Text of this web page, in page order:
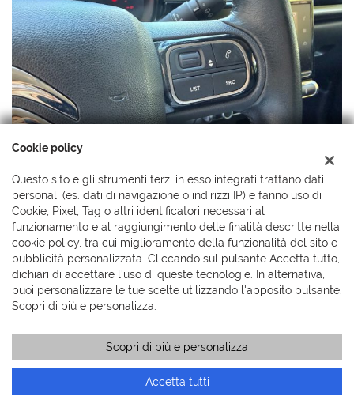
Contatta un consulente
Cookie policy
Questo sito e gli strumenti terzi in esso integrati trattano dati
personali (es. dati di navigazione o indirizzi IP) e fanno uso di
Cookie, Pixel, Tag o altri identificatori necessari al
funzionamento e al raggiungimento delle finalità descritte nella
cookie policy, tra cui miglioramento della funzionalità del sito e
pubblicità personalizzata. Cliccando sul pulsante Accetta tutto,
dichiari di accettare l'uso di queste tecnologie. In alternativa,
puoi personalizzare le tue scelte utilizzando l'apposito pulsante.
Scopri di più e personalizza.
Scopri di più e personalizza
Accetta tutti